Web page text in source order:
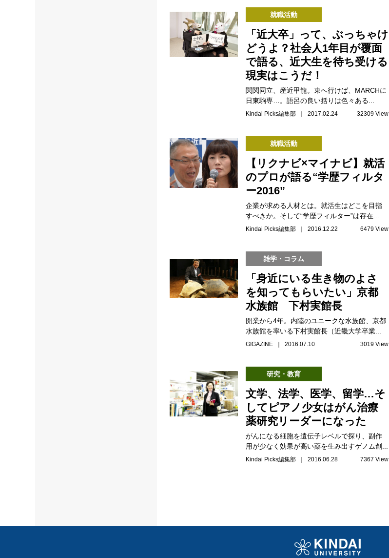
就職活動
「近大卒」って、ぶっちゃけ
どうよ？社会人1年目が覆面
で語る、近大生を待ち受ける
現実はこうだ！
関関同立、産近甲龍。東へ行けば、MARCHに
日東駒専…。語呂の良い括りは色々ある...
Kindai Picks編集部 ｜ 2017.02.24 32309 View
就職活動
【リクナビ×マイナビ】就活
のプロが語る“学歴フィルタ
ー2016”
企業が求める人材とは。就活生はどこを目指
すべきか。そして“学歴フィルター”は存在...
Kindai Picks編集部 ｜ 2016.12.22 6479 View
雑学・コラム
「身近にいる生き物のよさ
を知ってもらいたい」京都
水族館 下村実館長
開業から4年。内陸のユニークな水族館、京都
水族館を率いる下村実館長（近畿大学卒業...
GIGAZINE ｜ 2016.07.10 3019 View
研究・教育
文学、法学、医学、留学…そ
してピアノ少女はがん治療
薬研究リーダーになった
がんになる細胞を遺伝子レベルで探り、副作
用が少なく効果が高い薬を生み出すゲノム創...
Kindai Picks編集部 ｜ 2016.06.28 7367 View